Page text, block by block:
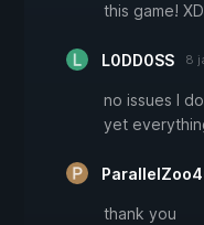
this game! XD
L0DD0SS 8
no issues I
yet
thank you